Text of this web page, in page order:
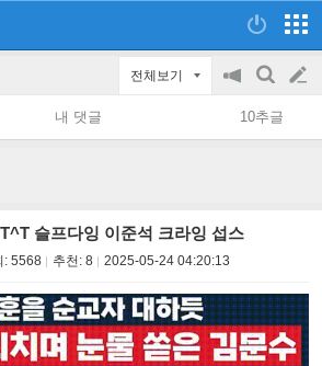
전체보기
공
지
on/off
검
색
글
쓰
내 댓글 10추글
슬프다잉 이준석 크라잉 섭스
: 5568 추천: 8 2025-05-24 04:20:13